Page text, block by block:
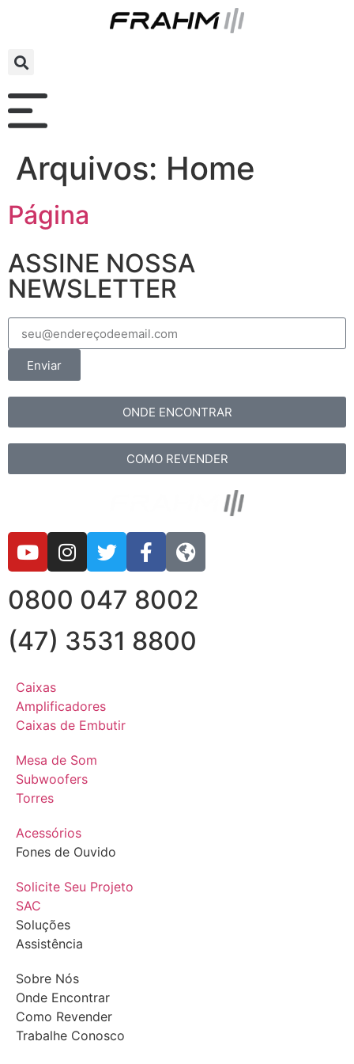
Arquivos: Home
Página
ASSINE NOSSA
NEWSLETTER
Enviar
ONDE ENCONTRAR
COMO REVENDER
0800 047 8002
(47) 3531 8800
Caixas
Amplificadores
Caixas de Embutir
Mesa de Som
Subwoofers
Torres
Acessórios
Fones de Ouvido
Solicite Seu Projeto
SAC
Soluções
Assistência
Sobre Nós
Onde Encontrar
Como Revender
Trabalhe Conosco